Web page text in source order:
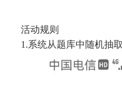
活动规则
1.系统从题库中随机抽